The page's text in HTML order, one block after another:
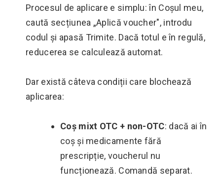
Procesul de aplicare e simplu: în Coșul meu,
caută secțiunea „Aplică voucher", introdu
codul și apasă Trimite. Dacă totul e în regulă,
reducerea se calculează automat.
Dar există câteva condiții care blochează
aplicarea:
Coș mixt OTC + non-OTC: dacă ai în
coș și medicamente fără
prescripție, voucherul nu
funcționează. Comandă separat.